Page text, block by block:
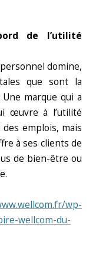
de l’utilité
domine,
que sont la
marque qui a
œuvre à l’utilité
emplois, mais
à ses clients de
de bien-être ou
wp-
wellcom-du-